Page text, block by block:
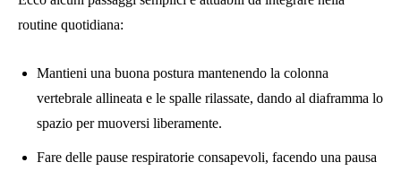
routine quotidiana:
Mantieni una buona postura mantenendo la colonna
vertebrale allineata e le spalle rilassate, dando al diaframma lo
spazio per muoversi liberamente.
Fare delle pause respiratorie consapevoli, facendo una pausa